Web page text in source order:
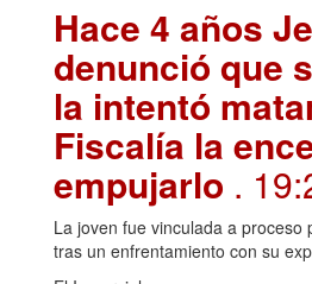
Hace 4 años
denunció que
la intentó
Fiscalía la
empujarlo .
La joven fue vinculada a proceso
tras un enfrentamiento con su